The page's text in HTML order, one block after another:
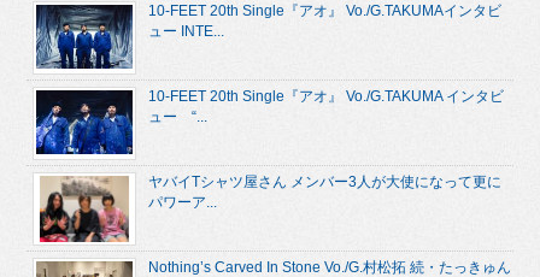
10-FEET 20th Single『アオ』 Vo./G.TAKUMAインタビ
ュー INTE...
10-FEET 20th Single『アオ』 Vo./G.TAKUMA インタビ
ュー “...
ヤバイTシャツ屋さん メンバー3人が大使になって更に
パワーア...
Nothing’s Carved In Stone Vo./G.村松拓 続・たっきゅん